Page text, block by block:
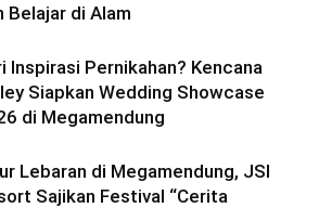
Belajar di Alam
Inspirasi Pernikahan? Kencana
Siapkan Wedding Showcase
di Megamendung
Lebaran di Megamendung, JSI
Sajikan Festival “Cerita